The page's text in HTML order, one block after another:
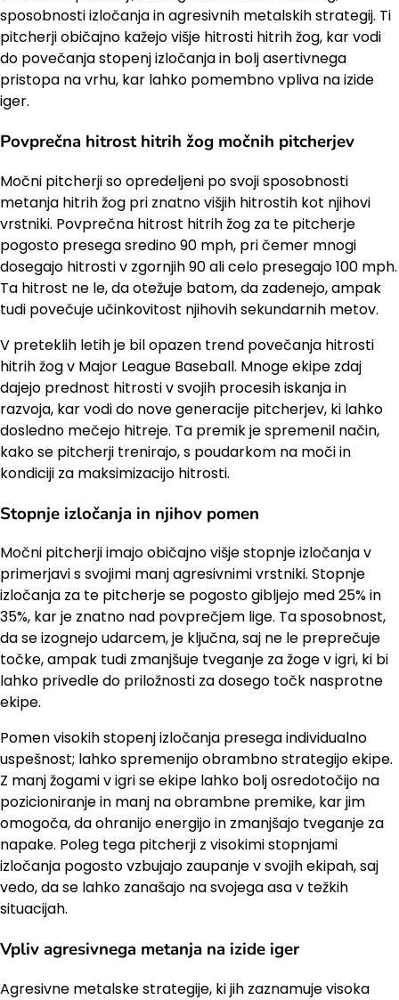
sposobnosti izločanja in agresivnih metalskih strategij. Ti
pitcherji običajno kažejo višje hitrosti hitrih žog, kar vodi
do povečanja stopenj izločanja in bolj asertivnega
pristopa na vrhu, kar lahko pomembno vpliva na izide
iger.
Povprečna hitrost hitrih žog močnih pitcherjev
Močni pitcherji so opredeljeni po svoji sposobnosti
metanja hitrih žog pri znatno višjih hitrostih kot njihovi
vrstniki. Povprečna hitrost hitrih žog za te pitcherje
pogosto presega sredino 90 mph, pri čemer mnogi
dosegajo hitrosti v zgornjih 90 ali celo presegajo 100 mph.
Ta hitrost ne le, da otežuje batom, da zadenejo, ampak
tudi povečuje učinkovitost njihovih sekundarnih metov.
V preteklih letih je bil opazen trend povečanja hitrosti
hitrih žog v Major League Baseball. Mnoge ekipe zdaj
dajejo prednost hitrosti v svojih procesih iskanja in
razvoja, kar vodi do nove generacije pitcherjev, ki lahko
dosledno mečejo hitreje. Ta premik je spremenil način,
kako se pitcherji trenirajo, s poudarkom na moči in
kondiciji za maksimizacijo hitrosti.
Stopnje izločanja in njihov pomen
Močni pitcherji imajo običajno višje stopnje izločanja v
primerjavi s svojimi manj agresivnimi vrstniki. Stopnje
izločanja za te pitcherje se pogosto gibljejo med 25% in
35%, kar je znatno nad povprečjem lige. Ta sposobnost,
da se izognejo udarcem, je ključna, saj ne le preprečuje
točke, ampak tudi zmanjšuje tveganje za žoge v igri, ki bi
lahko privedle do priložnosti za dosego točk nasprotne
ekipe.
Pomen visokih stopenj izločanja presega individualno
uspešnost; lahko spremenijo obrambno strategijo ekipe.
Z manj žogami v igri se ekipe lahko bolj osredotočijo na
pozicioniranje in manj na obrambne premike, kar jim
omogoča, da ohranijo energijo in zmanjšajo tveganje za
napake. Poleg tega pitcherji z visokimi stopnjami
izločanja pogosto vzbujajo zaupanje v svojih ekipah, saj
vedo, da se lahko zanašajo na svojega asa v težkih
situacijah.
Vpliv agresivnega metanja na izide iger
Agresivne metalske strategije, ki jih zaznamuje visoka